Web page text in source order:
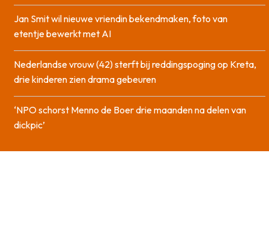
Jan Smit wil nieuwe vriendin bekendmaken, foto van
etentje bewerkt met AI
Nederlandse vrouw (42) sterft bij reddingspoging op Kreta,
drie kinderen zien drama gebeuren
‘NPO schorst Menno de Boer drie maanden na delen van
dickpic’